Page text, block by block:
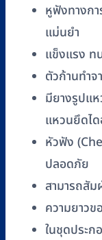
023-
PK)
ชิ้น
หูฟังทางก
แม่นยำ
แข็งแรง ท
ตัวก้านทำ
มียางรูปแ
แหวนยึดไ
หัวฟัง
ปลอดภัย
สามารถสั
ความยาว
ในชุดประ